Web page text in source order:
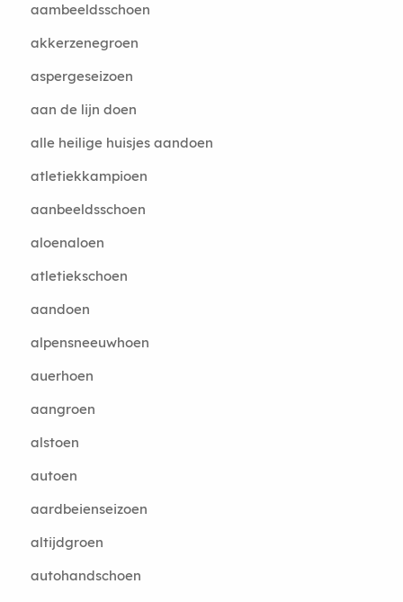
aambeeldsschoen
akkerzenegroen
aspergeseizoen
aan de lijn doen
alle heilige huisjes aandoen
atletiekkampioen
aanbeeldsschoen
aloenaloen
atletiekschoen
aandoen
alpensneeuwhoen
auerhoen
aangroen
alstoen
autoen
aardbeienseizoen
altijdgroen
autohandschoen